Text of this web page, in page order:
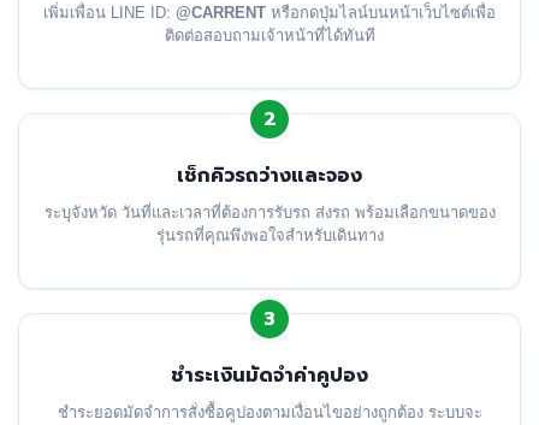
เพิ่มเพื่อน LINE ID: @CARRENT หรือกดปุ่มไลน์บนหน้าเว็บไซต์เพื่อ
ติดต่อสอบถามเจ้าหน้าที่ได้ทันที
2
เช็กคิวรถว่างและจอง
ระบุจังหวัด วันที่และเวลาที่ต้องการรับรถ ส่งรถ พร้อมเลือกขนาดของ
รุ่นรถที่คุณพึงพอใจสำหรับเดินทาง
3
ชำระเงินมัดจำค่าคูปอง
ชำระยอดมัดจำการสั่งซื้อคูปองตามเงื่อนไขอย่างถูกต้อง ระบบจะ